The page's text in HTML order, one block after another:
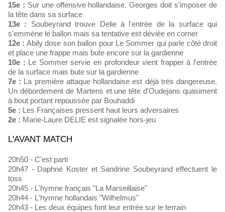
15e : Sur une offensive hollandaise, Georges doit s'imposer de
la tête dans sa surface
13e : Soubeyrand trouve Delie à l'entrée de la surface qui
s'emmène le ballon mais sa tentative est déviée en corner
12e : Abily dose son ballon pour Le Sommer qui parle côté droit
et place une frappe mais bute encore sur la gardienne
10e : Le Sommer servie en profondeur vient frapper à l'entrée
de la surface mais bute sur la gardienne
7e : La première attaque hollandaise est déjà très dangereuse.
Un débordement de Martens et une tête d'Oudejans quasiment
à bout portant repoussée par Bouhaddi
5e : Les Françaises pressent haut leurs adversaires
2e : Marie-Laure DELIE est signalée hors-jeu
L'AVANT MATCH
20h50 - C'est parti
20h47 - Daphné Koster et Sandrine Soubeyrand effectuent le
toss
20h45 - L'hymne français "La Marseillaise"
20h44 - L'hymne hollandais "Wilhelmus"
20h43 - Les deux équipes font leur entrée sur le terrain